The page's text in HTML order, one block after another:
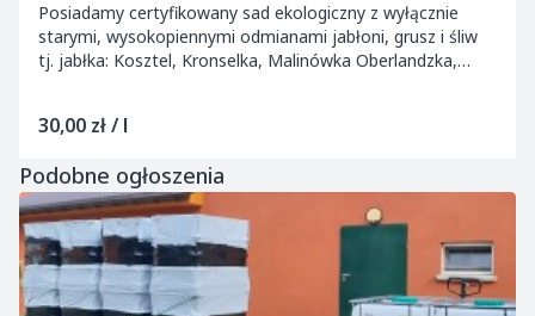
Posiadamy certyfikowany sad ekologiczny z wyłącznie
starymi, wysokopiennymi odmianami jabłoni, grusz i śliw
tj. jabłka: Kosztel, Kronselka, Malinówka Oberlandzka,
30,00 zł / l
Podobne ogłoszenia